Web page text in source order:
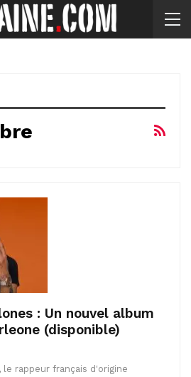
: Un nouvel album
(disponible)
le rappeur français d'origine